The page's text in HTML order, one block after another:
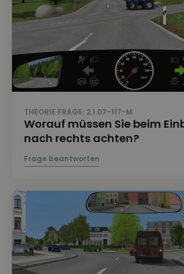
THEORIE FRAGE: 2.1.07-117-M
Worauf müssen Sie beim
nach rechts achten?